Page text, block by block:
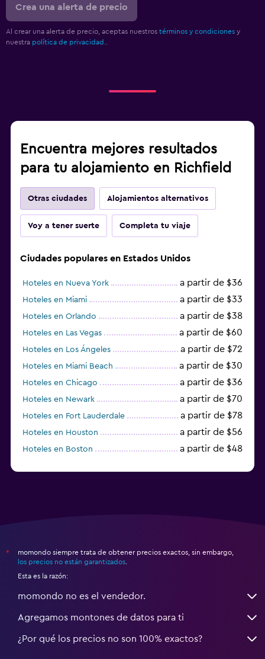
Crea una alerta de precio
Al crear una alerta de precio, aceptas nuestros términos y condiciones y
nuestra política de privacidad.
Encuentra mejores resultados
para tu alojamiento en Richfield
Otras ciudades Alojamientos alternativos
Voy a tener suerte Completa tu viaje
Ciudades populares en Estados Unidos
Hoteles en Nueva York a partir de $36
Hoteles en Miami a partir de $33
Hoteles en Orlando a partir de $38
Hoteles en Las Vegas a partir de $60
Hoteles en Los Ángeles a partir de $72
Hoteles en Miami Beach a partir de $30
Hoteles en Chicago a partir de $36
Hoteles en Newark a partir de $70
Hoteles en Fort Lauderdale a partir de $78
Hoteles en Houston a partir de $56
Hoteles en Boston a partir de $48
*
momondo siempre trata de obtener precios exactos, sin embargo,
los precios no están garantizados
Esta es la razón:
momondo no es el vendedor.
Agregamos montones de datos para ti
¿Por qué los precios no son 100% exactos?